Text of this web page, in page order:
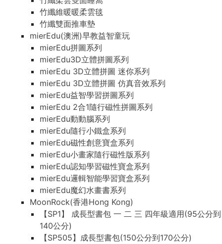
竹纖維暖暖柔雲毯
竹纖雙面推車墊
mierEdu(澳洲)早教益智童玩
mierEdu拼圖系列
mierEdu3D立體拼圖系列
mierEdu 3D立體拼圖 迷你系列
mierEdu 3D立體拼圖 仿真音效系列
mierEdu益智學習拼圖系列
mierEdu 2合1隨行磁性拼圖系列
mierEdu動動腦系列
mierEdu隨行小鐵盒系列
mierEdu磁性創意寶盒系列
mierEdu小畫家隨行磁性版系列
mierEdu認知學習磁性寶盒系列
mierEdu邏輯智能學習寶盒系列
mierEdu魔幻水畫書系列
MoonRock(香港Hong Kong)
【SP1】 成長型書包 一 二 三 四年級適用(95公分到
140公分)
【SP505】成長型書包(150公分到170公分)